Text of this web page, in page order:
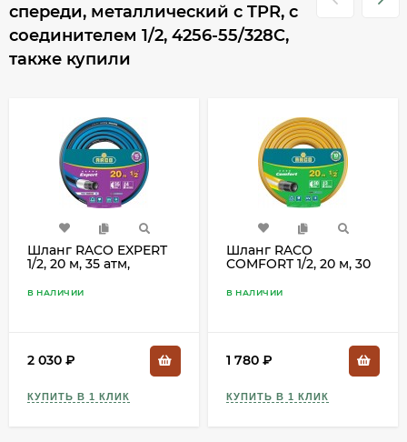
спереди, металлический с TPR, с
соединителем 1/2, 4256-55/328C,
также купили
Шланг RACO EXPERT
1/2, 20 м, 35 атм,
поливочный,
В НАЛИЧИИ
2 030
КУПИТЬ В 1 КЛИК
Шланг RACO
COMFORT 1/2, 20 м, 30
поливочный,
В НАЛИЧИИ
1 780
КУПИТЬ В 1 КЛИК